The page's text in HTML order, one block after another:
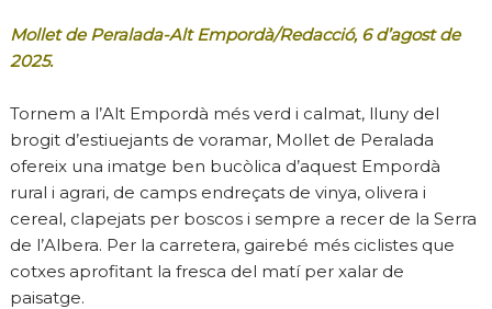
Mollet de Peralada-Alt Empordà/Redacció, 6 d’agost de
2025.
Tornem a l’Alt Empordà més verd i calmat, lluny del
brogit d’estiuejants de voramar, Mollet de Peralada
ofereix una imatge ben bucòlica d’aquest Empordà
rural i agrari, de camps endreçats de vinya, olivera i
cereal, clapejats per boscos i sempre a recer de la Serra
de l’Albera. Per la carretera, gairebé més ciclistes que
cotxes aprofitant la fresca del matí per xalar de
paisatge.